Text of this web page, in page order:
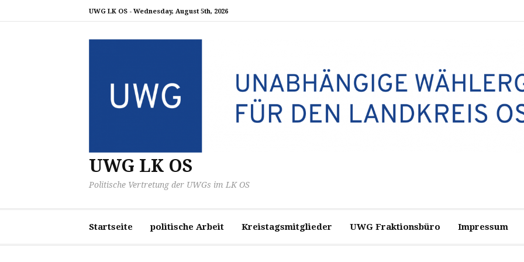
UWG LK OS - Wednesday, August 5th, 2026
UWG LK OS
Politische Vertretung der UWGs im LK OS
Startseite politische Arbeit Kreistagsmitglieder UWG Fraktionsbüro Impressum